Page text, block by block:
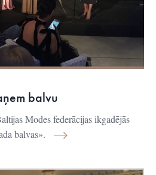
balvu
Modes federācijas ikgadējās
balvas».